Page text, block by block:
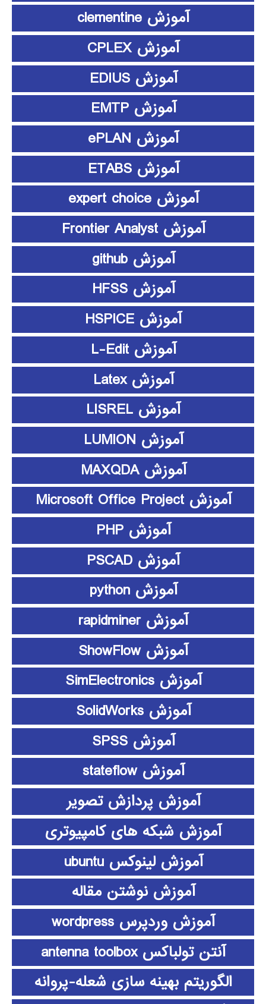
آموزش clementine
آموزش CPLEX
آموزش EDIUS
آموزش EMTP
آموزش ePLAN
آموزش ETABS
آموزش expert choice
آموزش Frontier Analyst
آموزش github
آموزش HFSS
آموزش HSPICE
آموزش L-Edit
آموزش Latex
آموزش LISREL
آموزش LUMION
آموزش MAXQDA
آموزش Microsoft Office Project
آموزش PHP
آموزش PSCAD
آموزش python
آموزش rapidminer
آموزش ShowFlow
آموزش SimElectronics
آموزش SolidWorks
آموزش SPSS
آموزش stateflow
آموزش پردازش تصویر
آموزش شبکه های کامپیوتری
آموزش لینوکس ubuntu
آموزش نوشتن مقاله
آموزش وردپرس wordpress
آنتن تولباکس antenna toolbox
الگوریتم بهینه سازی شعله-پروانه